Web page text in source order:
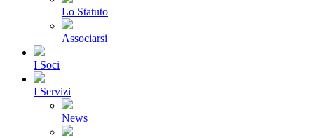
Lo Statuto
Associarsi
I Soci
I Servizi
News